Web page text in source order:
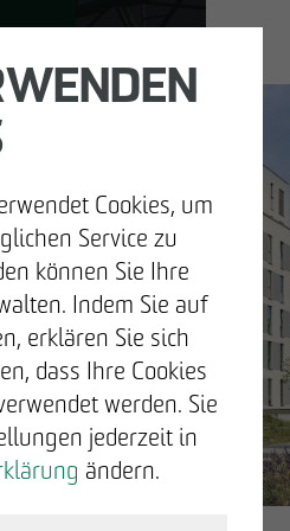
DE EN
Cookies, um
Service zu
können Sie Ihre
Indem Sie auf
erklären Sie sich
dass Ihre Cookies
werden. Sie
jederzeit in
ändern.